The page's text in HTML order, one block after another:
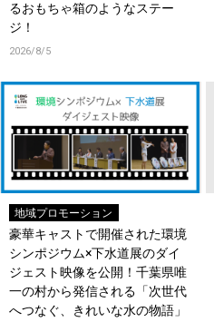
るおもちゃ箱のようなステー
ジ！
2026/8/5
地域プロモーション
豪華キャストで開催された環境
シンポジウム×下水道展のダイ
ジェスト映像を公開！千葉県唯
一の村から発信される「次世代
へつなぐ、きれいな水の物語」